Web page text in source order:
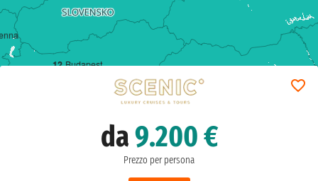
12 Budapest
da9.200 €
Prezzo per persona